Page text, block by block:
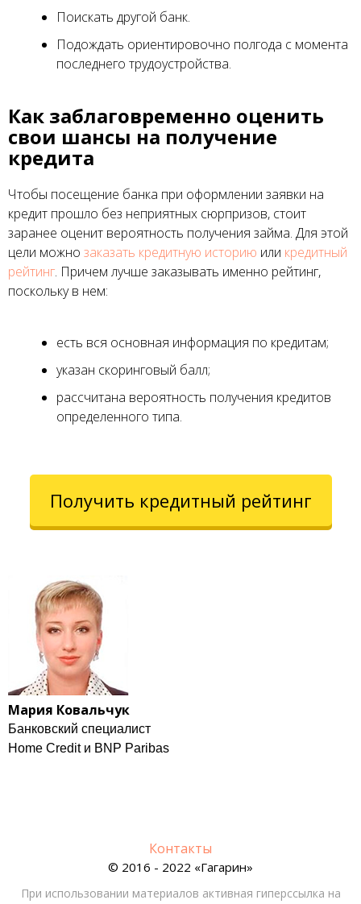
Поискать другой банк.
Подождать ориентировочно полгода с момента
последнего трудоустройства.
Как заблаговременно оценить
свои шансы на получение
кредита
Чтобы посещение банка при оформлении заявки на
кредит прошло без неприятных сюрпризов, стоит
заранее оценит вероятность получения займа. Для этой
цели можно заказать кредитную историю или кредитный
рейтинг. Причем лучше заказывать именно рейтинг,
поскольку в нем:
есть вся основная информация по кредитам;
указан скоринговый балл;
рассчитана вероятность получения кредитов
определенного типа.
Получить кредитный рейтинг
Мария Ковальчук
Банковский специалист
Home Credit и BNP Paribas
Контакты
© 2016 - 2022 «Гагарин»
При использовании материалов активная гиперссылка на